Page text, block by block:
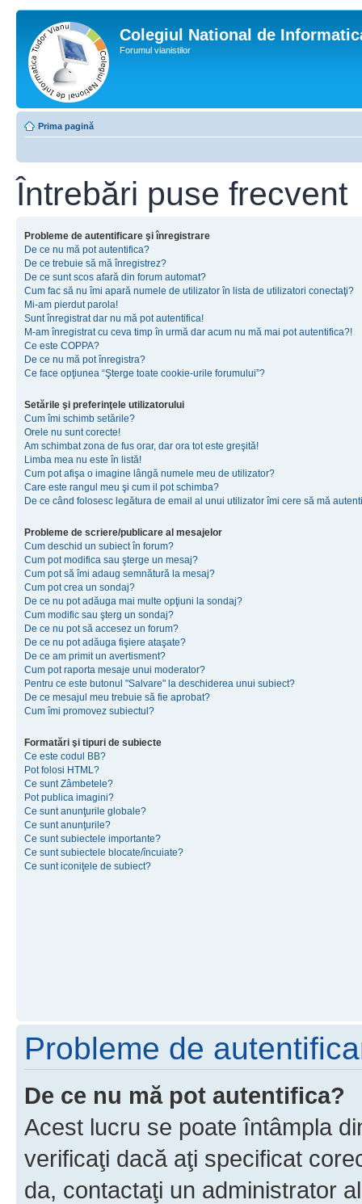
Colegiul National de
Forumul vianistilor
Prima pagină
Întrebări puse frecvent
Probleme de autentificare şi înregistrare
De ce nu mă pot autentifica?
De ce trebuie să mă înregistrez?
De ce sunt scos afară din forum automat?
Cum fac să nu îmi apară numele de utilizator în lista de utilizatori conectaţi?
Mi-am pierdut parola!
Sunt înregistrat dar nu mă pot autentifica!
M-am înregistrat cu ceva timp în urmă dar acum nu mă mai pot autentifica?!
Ce este COPPA?
De ce nu mă pot înregistra?
Ce face opţiunea “Şterge toate cookie-urile forumului”?
Setările şi preferinţele utilizatorului
Cum îmi schimb setările?
Orele nu sunt corecte!
Am schimbat zona de fus orar, dar ora tot este greşită!
Limba mea nu este în listă!
Cum pot afişa o imagine lângă numele meu de utilizator?
Care este rangul meu şi cum il pot schimba?
De ce când folosesc legătura de email al unui utilizator îmi cere să mă
Probleme de scriere/publicare al mesajelor
Cum deschid un subiect în forum?
Cum pot modifica sau şterge un mesaj?
Cum pot să îmi adaug semnătură la mesaj?
Cum pot crea un sondaj?
De ce nu pot adăuga mai multe opţiuni la sondaj?
Cum modific sau şterg un sondaj?
De ce nu pot să accesez un forum?
De ce nu pot adăuga fişiere ataşate?
De ce am primit un avertisment?
Cum pot raporta mesaje unui moderator?
Pentru ce este butonul "Salvare" la deschiderea unui subiect?
De ce mesajul meu trebuie să fie aprobat?
Cum îmi promovez subiectul?
Formatări şi tipuri de subiecte
Ce este codul BB?
Pot folosi HTML?
Ce sunt Zâmbetele?
Pot publica imagini?
Ce sunt anunţurile globale?
Ce sunt anunţurile?
Ce sunt subiectele importante?
Ce sunt subiectele blocate/încuiate?
Ce sunt iconiţele de subiect?
Probleme de
De ce nu mă pot autentifica?
Acest lucru se poate întâmpla
verificaţi dacă aţi specificat
da, contactaţi un administrator